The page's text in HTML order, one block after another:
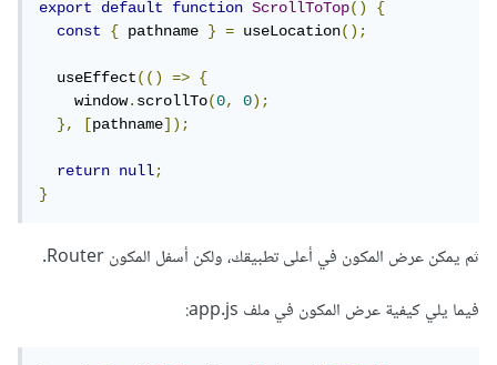
export default function ScrollToTop()
{
const
{ pathname } = useLocation();
useEffect(() =>
{
window.scrollTo(0, 0);
},
[pathname]);
return null;
}
ثم يمكن عرض المكون في أعلى تطبيقك، ولكن أسفل المكون Router.
فيما يلي كيفية عرض المكون في ملف app.js: